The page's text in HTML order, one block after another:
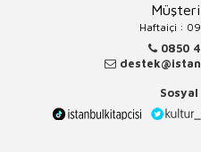
Haftaiçi :
0850